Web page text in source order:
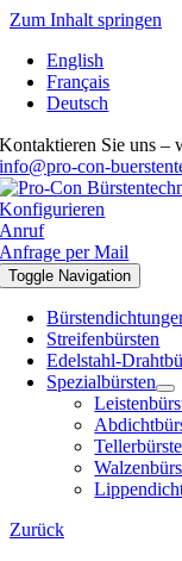
Zum Inhalt springen
English
Français
Deutsch
Kontaktieren Sie uns
info@pro-con-
Konfigurieren
Anruf
Anfrage per Mail
Toggle Navigation
Streifenbürsten
Edelstahl-
Spezialbürsten
Zurück